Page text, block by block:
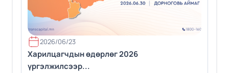
2026/06/23
Харилцагчдын өдөрлөг 2026
үргэлжилсээр...